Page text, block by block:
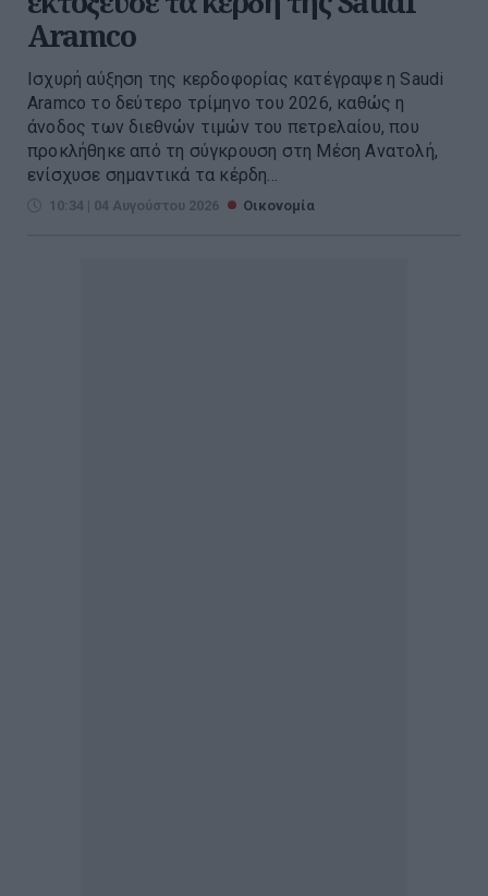
Aramco
Ισχυρή αύξηση της κερδοφορίας κατέγραψε η Saudi
Aramco το δεύτερο τρίμηνο του 2026, καθώς η
άνοδος των διεθνών τιμών του πετρελαίου, που
προκλήθηκε από τη σύγκρουση στη Μέση Ανατολή,
ενίσχυσε σημαντικά τα κέρδη...
10:34 | 04 Αυγούστου 2026 Οικονομία